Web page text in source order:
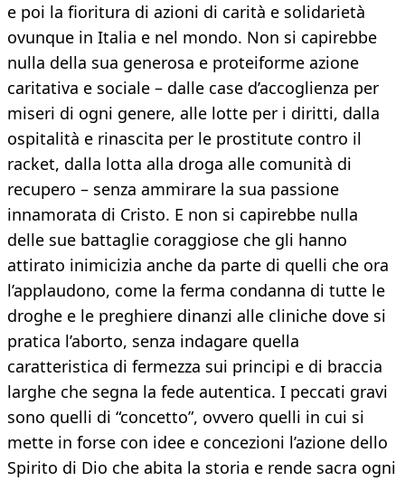
e poi la fioritura di azioni di carità e solidarietà
ovunque in Italia e nel mondo. Non si capirebbe
nulla della sua generosa e proteiforme azione
caritativa e sociale – dalle case d’accoglienza per
miseri di ogni genere, alle lotte per i diritti, dalla
ospitalità e rinascita per le prostitute contro il
racket, dalla lotta alla droga alle comunità di
recupero – senza ammirare la sua passione
innamorata di Cristo. E non si capirebbe nulla
delle sue battaglie coraggiose che gli hanno
attirato inimicizia anche da parte di quelli che ora
l’applaudono, come la ferma condanna di tutte le
droghe e le preghiere dinanzi alle cliniche dove si
pratica l’aborto, senza indagare quella
caratteristica di fermezza sui principi e di braccia
larghe che segna la fede autentica. I peccati gravi
sono quelli di “concetto”, ovvero quelli in cui si
mette in forse con idee e concezioni l’azione dello
Spirito di Dio che abita la storia e rende sacra ogni